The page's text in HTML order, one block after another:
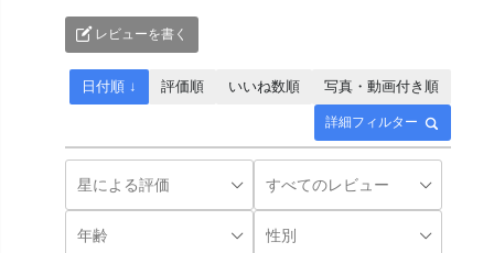
レビューを書く
詳細フィルター
日付順 ↓ 評価順 いいね数順 写真・動画付き順